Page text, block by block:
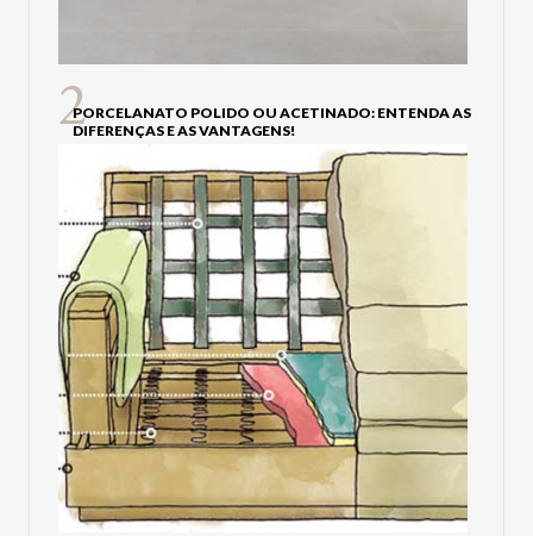
PORCELANATO POLIDO OU ACETINADO: ENTENDA AS
DIFERENÇAS E AS VANTAGENS!